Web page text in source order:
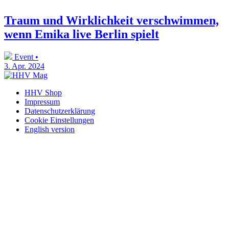
Traum und Wirklichkeit verschwimmen,
wenn Emika live Berlin spielt
Event •
3. Apr. 2024
HHV Shop
Impressum
Datenschutzerklärung
Cookie Einstellungen
English version